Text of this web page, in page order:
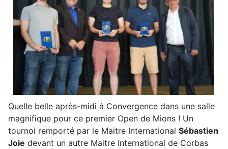
Quelle belle après-midi à Convergence dans une salle
magnifique pour ce premier Open de Mions ! Un
tournoi remporté par le Maitre International Sébastien
Joie devant un autre Maitre International de Corbas